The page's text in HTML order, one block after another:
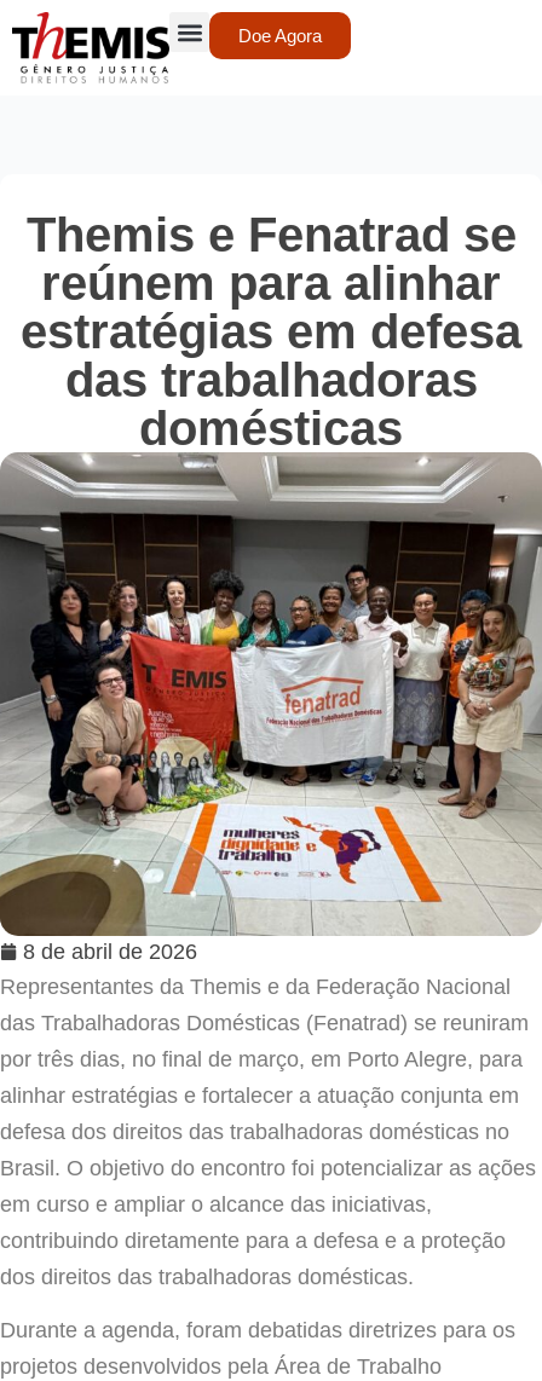
Doe Agora
Themis e Fenatrad se
reúnem para alinhar
estratégias em defesa
das trabalhadoras
domésticas
8 de abril de 2026
Representantes da Themis e da Federação Nacional
das Trabalhadoras Domésticas (Fenatrad) se reuniram
por três dias, no final de março, em Porto Alegre, para
alinhar estratégias e fortalecer a atuação conjunta em
defesa dos direitos das trabalhadoras domésticas no
Brasil. O objetivo do encontro foi potencializar as ações
em curso e ampliar o alcance das iniciativas,
contribuindo diretamente para a defesa e a proteção
dos direitos das trabalhadoras domésticas.
Durante a agenda, foram debatidas diretrizes para os
projetos desenvolvidos pela Área de Trabalho